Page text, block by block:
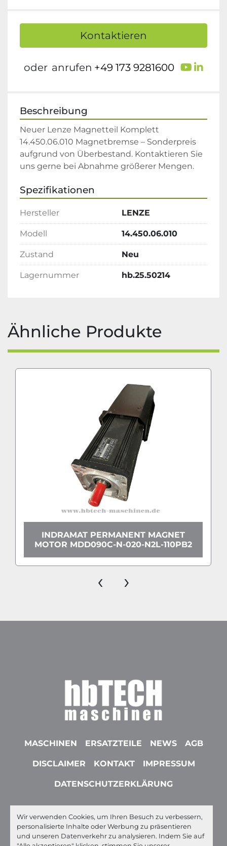
Wir verwenden Cookies, um Ihren Besuch zu verbessern,
personalisierte Inhalte oder Werbung zu präsentieren
und unseren Datenverkehr zu analysieren. Indem Sie auf
Kontaktieren
oder anrufen +49 173 9281600
Beschreibung
Neuer Lenze Magnetteil Komplett
14.450.06.010 Magnetbremse – Sonderpreis
aufgrund von Überbestand. Kontaktieren Sie
uns gerne bei Abnahme größerer Mengen.
Spezifikationen
Hersteller LENZE
Modell 14.450.06.010
Zustand Neu
Lagernummer hb.25.50214
Ähnliche Produkte
INDRAMAT PERMANENT MAGNET
MOTOR MDD090C-N-020-N2L-110PB2
‹ ›
MASCHINEN ERSATZTEILE NEWS AGB
DISCLAIMER KONTAKT IMPRESSUM
DATENSCHUTZERKLÄRUNG
youtubelinkedinwhatsapp
ebay
Machinio System-Website von Machinio